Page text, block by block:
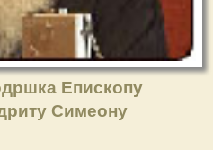
Епископу
Симеону